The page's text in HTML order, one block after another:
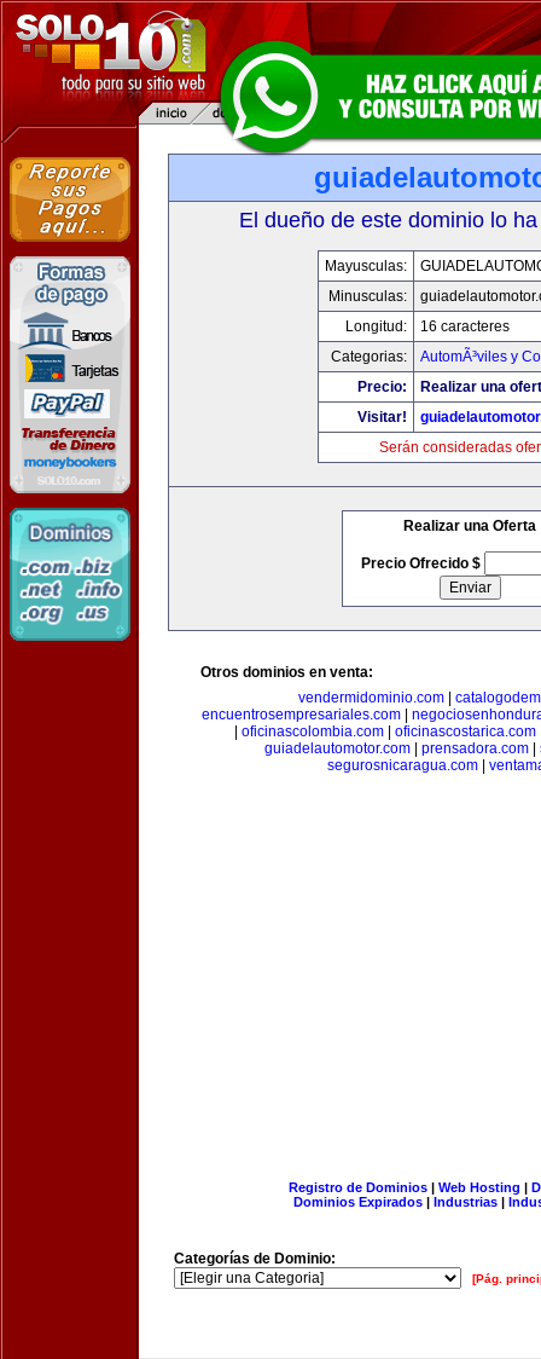
El dueño de este dominio lo
Mayusculas:
Minusculas:
Longitud:
16 caracteres
Categorias:
AutomÃ³viles y
Precio:
Realizar una
Visitar!
Serán consideradas
Realizar una Oferta
Precio Ofrecido $
Otros dominios en venta:
vendermidominio.com|
encuentrosempresariales.com|
oficinascolombia.com| oficinascostarica.com
guiadelautomotor.com
prensadora.com
segurosnicaragua.com
Registro de Dominios| Web Hosting |
Dominios Expirados | Industrias |
Categorías de Dominio:
[Pág.